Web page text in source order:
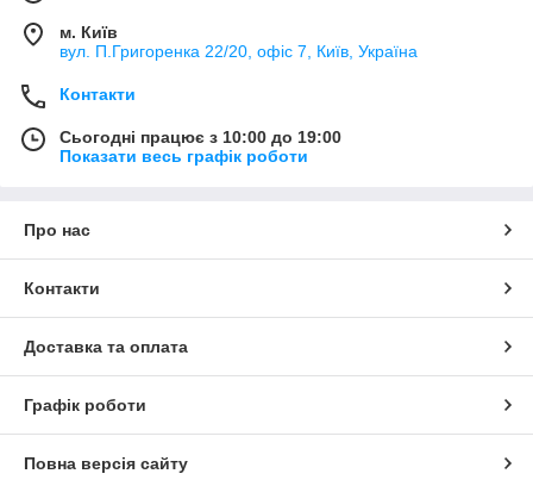
м. Київ
вул. П.Григоренка 22/20, офіс 7, Київ, Україна
Контакти
Сьогодні працює з 10:00 до 19:00
Показати весь графік роботи
Про нас
Контакти
Доставка та оплата
Графік роботи
Повна версія сайту